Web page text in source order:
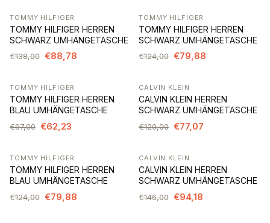
-36%
TOMMY HILFIGER
TOMMY HILFIGER HERREN
SCHWARZ UMHÄNGETASCHE
€138,00 €88,78
-36%
TOMMY HILFIGER
TOMMY HILFIGER HERREN
SCHWARZ UMHÄNGETASCHE
€124,00 €79,88
-36%
TOMMY HILFIGER
TOMMY HILFIGER HERREN
BLAU UMHÄNGETASCHE
€97,00 €62,23
-36%
CALVIN KLEIN
CALVIN KLEIN HERREN
SCHWARZ UMHÄNGETASCHE
€120,00 €77,07
-36%
TOMMY HILFIGER
TOMMY HILFIGER HERREN
BLAU UMHÄNGETASCHE
€124,00 €79,88
-35%
CALVIN KLEIN
CALVIN KLEIN HERREN
SCHWARZ UMHÄNGETASCHE
€146,00 €94,18